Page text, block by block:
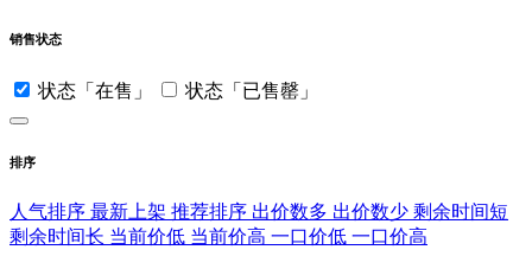
销售状态
状态「在售」 状态「已售罄」
排序
人气排序 最新上架 推荐排序 出价数多 出价数少 剩余时间短
剩余时间长 当前价低 当前价高 一口价低 一口价高